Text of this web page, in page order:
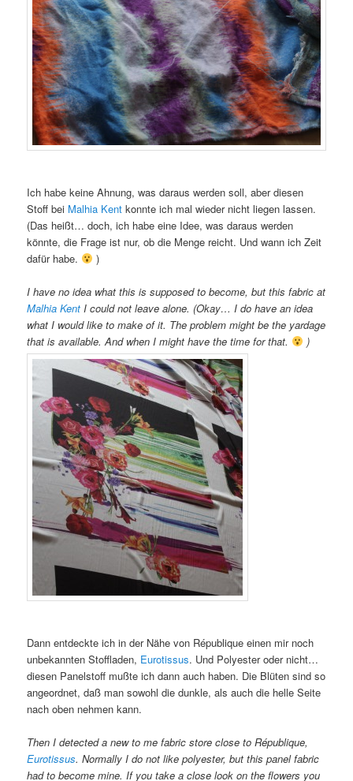
Ich habe keine Ahnung, was daraus werden soll, aber diesen
Stoff bei Malhia Kent konnte ich mal wieder nicht liegen lassen.
(Das heißt… doch, ich habe eine Idee, was daraus werden
könnte, die Frage ist nur, ob die Menge reicht. Und wann ich Zeit
dafür habe.
)
I have no idea what this is supposed to become, but this fabric at
Malhia Kent I could not leave alone. (Okay… I do have an idea
what I would like to make of it. The problem might be the yardage
that is available. And when I might have the time for that.
)
Dann entdeckte ich in der Nähe von République einen mir noch
unbekannten Stoffladen, Eurotissus. Und Polyester oder nicht…
diesen Panelstoff mußte ich dann auch haben. Die Blüten sind so
angeordnet, daß man sowohl die dunkle, als auch die helle Seite
nach oben nehmen kann.
Then I detected a new to me fabric store close to République,
Eurotissus. Normally I do not like polyester, but this panel fabric
had to become mine. If you take a close look on the flowers you